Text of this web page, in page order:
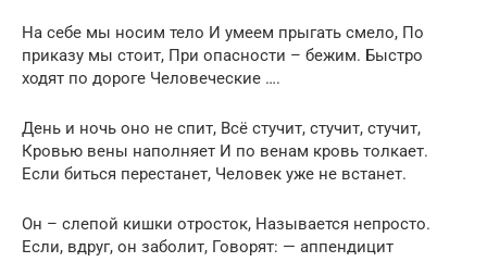
На себе мы носим тело И умеем прыгать смело, По
приказу мы стоит, При опасности – бежим. Быстро
ходят по дороге Человеческие ….
День и ночь оно не спит, Всё стучит, стучит, стучит,
Кровью вены наполняет И по венам кровь толкает.
Если биться перестанет, Человек уже не встанет.
Он – слепой кишки отросток, Называется непросто.
Если, вдруг, он заболит, Говорят: — аппендицит